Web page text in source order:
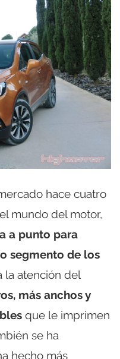
hace cuatro
mundo del motor,
a punto para
segmento de los
la atención del
más anchos y
que le imprimen
se ha
hecho más